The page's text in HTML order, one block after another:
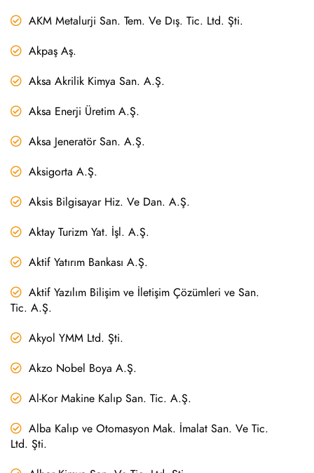
AKM Metalurji San. Tem. Ve Dış. Tic. Ltd. Şti.
Akpaş Aş.
Aksa Akrilik Kimya San. A.Ş.
Aksa Enerji Üretim A.Ş.
Aksa Jeneratör San. A.Ş.
Aksigorta A.Ş.
Aksis Bilgisayar Hiz. Ve Dan. A.Ş.
Aktay Turizm Yat. İşl. A.Ş.
Aktif Yatırım Bankası A.Ş.
Aktif Yazılım Bilişim ve İletişim Çözümleri ve San.
Tic. A.Ş.
Akyol YMM Ltd. Şti.
Akzo Nobel Boya A.Ş.
Al-Kor Makine Kalıp San. Tic. A.Ş.
Alba Kalıp ve Otomasyon Mak. İmalat San. Ve Tic.
Ltd. Şti.